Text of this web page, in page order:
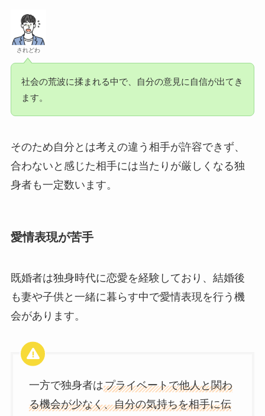
されどわ
社会の荒波に揉まれる中で、自分の意見に自信が出てき
ます。
そのため自分とは考えの違う相手が許容できず、
合わないと感じた相手には当たりが厳しくなる独
身者も一定数います。
愛情表現が苦手
既婚者は独身時代に恋愛を経験しており、結婚後
も妻や子供と一緒に暮らす中で愛情表現を行う機
会があります。
一方で独身者はプライベートで他人と関わ
る機会が少なく、自分の気持ちを相手に伝